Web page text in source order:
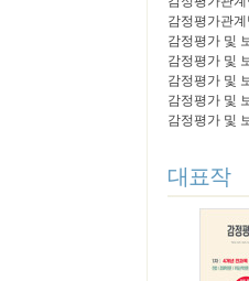
감정평가관
감정평가 및
감정평가 및
감정평가 및
감정평가 및
감정평가 및
대표작